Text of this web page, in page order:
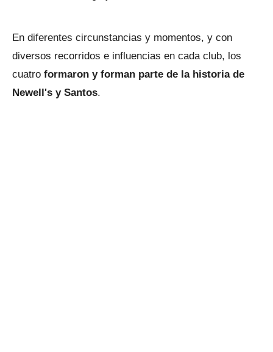
En diferentes circunstancias y momentos, y con
diversos recorridos e influencias en cada club, los
cuatro formaron y forman parte de la historia de
Newell's y Santos.